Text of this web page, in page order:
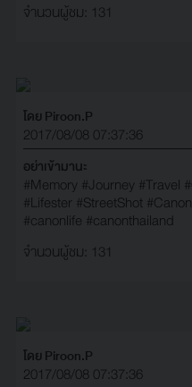
จำนวนผู้ชม: 131
โดย Piroon.P
2017/08/08 07:37:36
อย่าเข้ามานะ
#Memory #Journey #Travel
#Lifester #StreetShot
#canonlife #canonthailand
จำนวนผู้ชม: 131
โดย Piroon.P
2017/08/08 07:37:36